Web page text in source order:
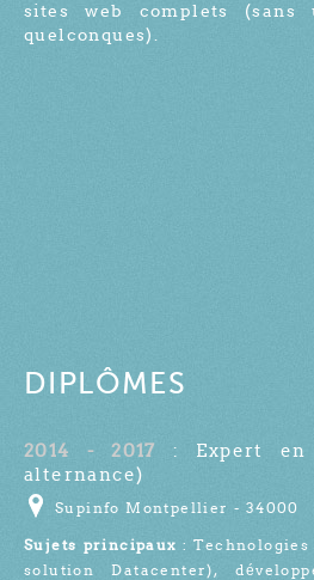
sites web complets (sans
quelconques).
DIPLÔMES
2014 - 2017
: Expert en
alternance)
Supinfo Montpellier - 34000
Sujets principaux : Technologies
solution Datacenter),